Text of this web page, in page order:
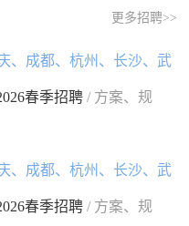
国外
更多招聘>>
、成都、杭州、长沙、武
春季招聘/ 方案、规
、成都、杭州、长沙、武
春季招聘/ 方案、规